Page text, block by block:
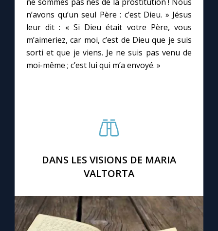
Marie de Nazareth
n’avons qu’un seul Père : c’est Dieu. » Jésus
leur dit : « Si Dieu était votre Père, vous
m’aimeriez, car moi, c’est de Dieu que je suis
sorti et que je viens. Je ne suis pas venu de
moi-même ; c’est lui qui m’a envoyé. »
DANS LES VISIONS DE MARIA
VALTORTA